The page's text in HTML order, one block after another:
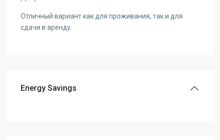
Отличный вариант как для проживания, так и для
сдачи в аренду.
Energy Savings